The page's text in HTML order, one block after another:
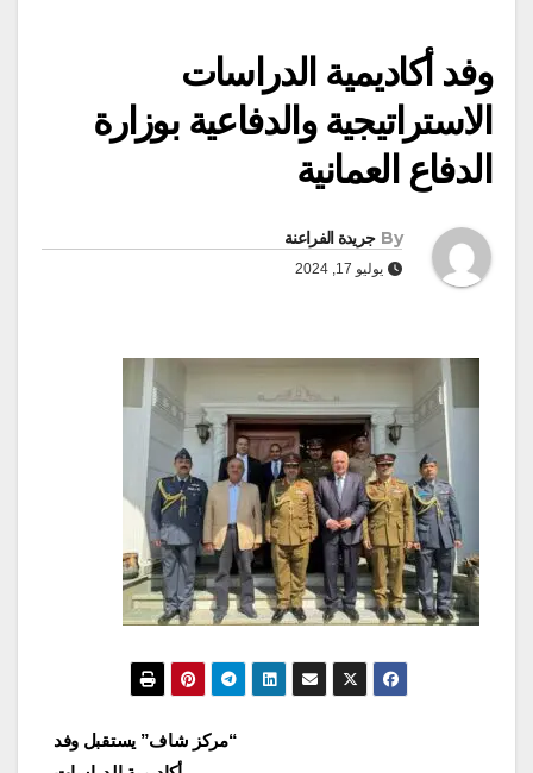
وفد أكاديمية الدراسات
الاستراتيجية والدفاعية بوزارة
الدفاع العمانية
By جريدة الفراعنة
يوليو 17, 2024
“مركز شاف” يستقبل وفد